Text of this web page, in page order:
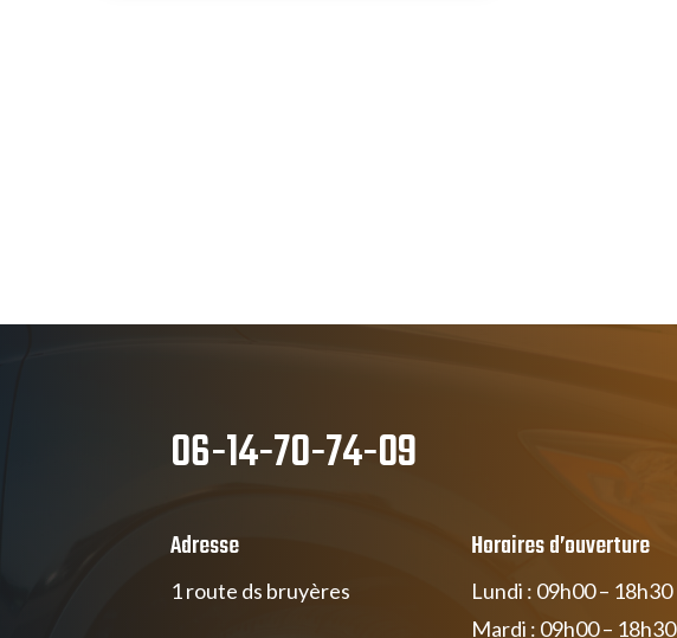
06-14-70-74-09
Adresse
1 route ds bruyères
Horaires d’ouverture
Lundi : 09h00 – 18h30
Mardi : 09h00 – 18h30